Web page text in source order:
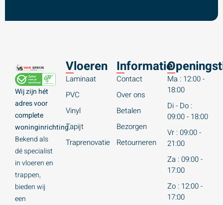
Wij zijn hét
adres voor
complete
woninginrichting.
Bekend als
dé specialist
in vloeren en
trappen,
bieden wij
een
Vloeren
Laminaat
PVC
Vinyl
Tapijt
Traprenovatie
Informatie
Contact
Over ons
Betalen
Bezorgen
Retourneren
Ma : 12:00 -
18:00
Di - Do :
09:00 - 18:00
Vr : 09:00 -
21:00
Za : 09:00 -
17:00
Zo : 12:00 -
17:00